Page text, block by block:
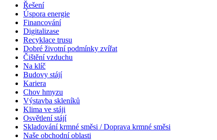
Řešení
Úspora energie
Financování
Digitalizase
Recyklace trusu
Dobré životní podmínky zvířat
Čištění vzduchu
Na klíč
Budovy stájí
Kariera
Chov hmyzu
Výstavba skleníků
Klima ve stáji
Osvětlení stájí
Skladování krmné směsi / Doprava krmné směsi
Naše obchodní oblasti